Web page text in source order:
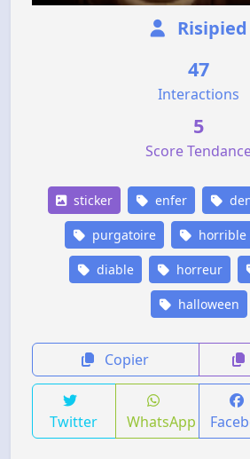
Risipied
47
Interactions
5
Score
sticker enfer
purgatoire horrible
diable horreur
halloween
Copier
Twitter WhatsApp